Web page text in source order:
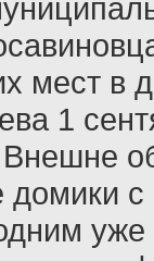
мест в
1
домики
уже